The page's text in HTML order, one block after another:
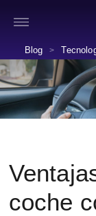
Blog >
coche